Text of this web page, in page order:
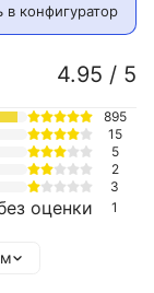
в конфигуратор
4.95 / 5
895
15
5
2
3
оценки 1